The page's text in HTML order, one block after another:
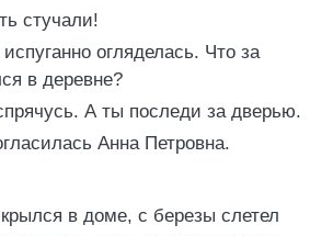
стучали!
огляделась. Что за
в деревне?
А ты последи за дверью.
Анна Петровна.
в доме, с березы слетел